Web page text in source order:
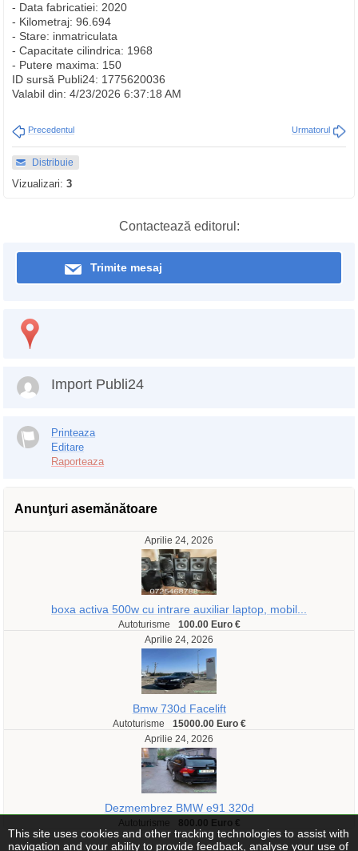
- Data fabricatiei: 2020
- Kilometraj: 96.694
- Stare: inmatriculata
- Capacitate cilindrica: 1968
- Putere maxima: 150
ID sursă Publi24: 1775620036
Valabil din: 4/23/2026 6:37:18 AM
Precedentul Urmatorul
Distribuie
Vizualizari: 3
Contactează editorul:
Trimite mesaj
Import Publi24
Printeaza
Editare
Raporteaza
Anunţuri asemănătoare
Aprilie 24, 2026
boxa activa 500w cu intrare auxiliar laptop, mobil...
Autoturisme
100.00 Euro €
Aprilie 24, 2026
Bmw 730d Facelift
Autoturisme
15000.00 Euro €
Aprilie 24, 2026
Dezmembrez BMW e91 320d
Autoturisme 800.00 Euro €
This site uses cookies and other tracking technologies to assist with
navigation and your ability to provide feedback, analyse your use of